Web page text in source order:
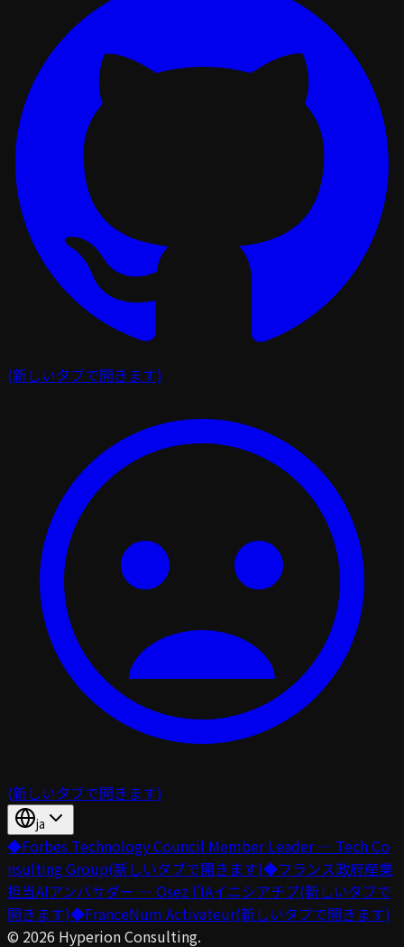
(新しいタブで開きます)
(新しいタブで開きます)
ja
◆Forbes Technology Council Member Leader — Tech Co
nsulting Group(新しいタブで開きます)◆フランス政府産業
担当AIアンバサダー — Osez l’IAイニシアチブ(新しいタブで
開きます)◆FranceNum Activateur(新しいタブで開きます)
© 2026 Hyperion Consulting.